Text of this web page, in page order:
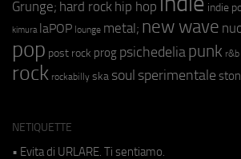
Grunge; hard rock hip hop indie
kimura laPOP lounge metal; new wave
pop post rock prog psichedeliapunk r&b
rock rockabilly ska soul sperimentale
NETIQUETTE
• Evita di URLARE. Ti sentiamo.